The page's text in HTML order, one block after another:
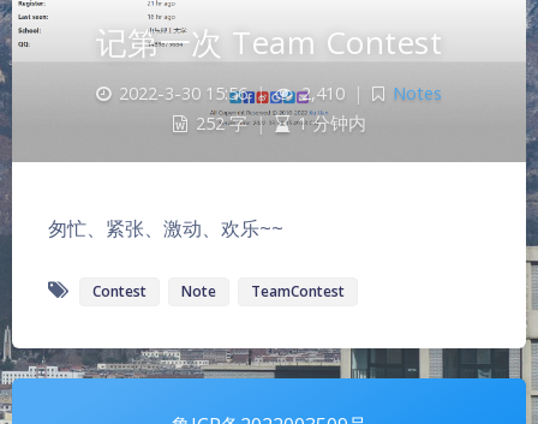
关闭 日落 暗化 灰度
记第一次 Team Contest
2022-3-30 15:56 | 2,410 |
Notes
252 字 | 1 分钟内
匆忙、紧张、激动、欢乐~~
Contest Note TeamContest